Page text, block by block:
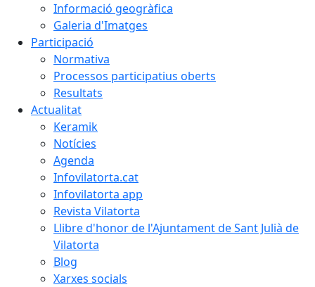
Informació geogràfica
Galeria d'Imatges
Participació
Normativa
Processos participatius oberts
Resultats
Actualitat
Keramik
Notícies
Agenda
Infovilatorta.cat
Infovilatorta app
Revista Vilatorta
Llibre d'honor de l'Ajuntament de Sant Julià de
Vilatorta
Blog
Xarxes socials